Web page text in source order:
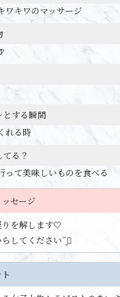
ワキワのマッサージ
とする瞬間
れる時
る？
って美味しいものを食べる
セージ
を解します🤍
してください¨̮⃝